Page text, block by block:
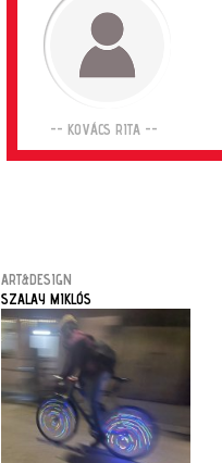
-- KOVÁCS RITA --
ART&DESIGN
SZALAY MIKLÓS